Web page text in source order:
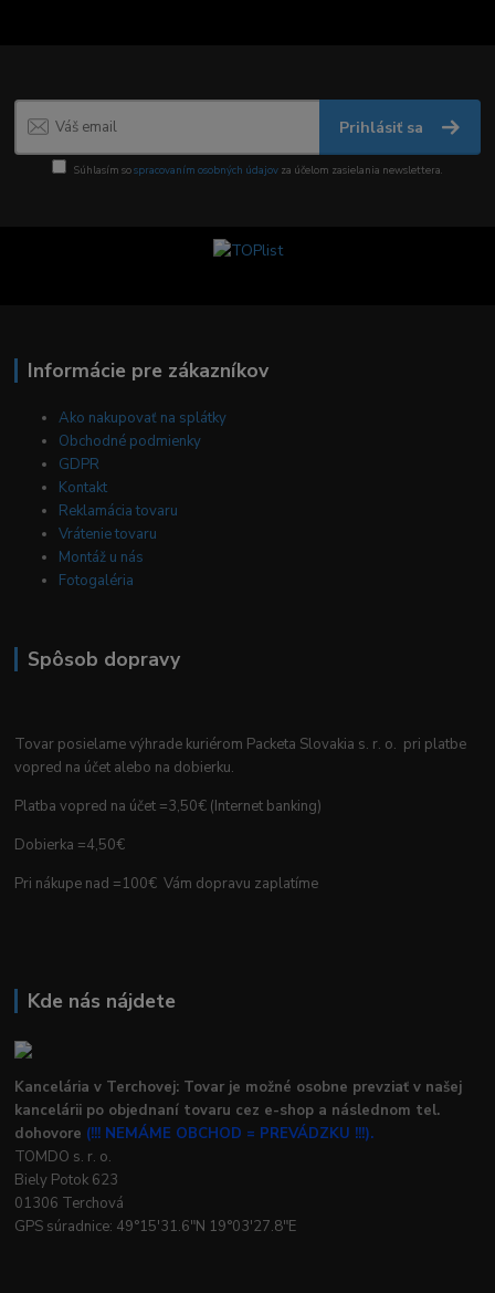
Prihlásiť sa
Súhlasím sospracovaním osobných údajov za účelom zasielania newslettera.
Informácie pre zákazníkov
Ako nakupovať na splátky
Obchodné podmienky
GDPR
Kontakt
Reklamácia tovaru
Vrátenie tovaru
Montáž u nás
Fotogaléria
Spôsob dopravy
Tovar posielame výhrade kuriérom Packeta Slovakia s. r. o. pri platbe
vopred na účet alebo na dobierku.
Platba vopred na účet =3,50€ (Internet banking)
Dobierka =4,50€
Pri nákupe nad =100€ Vám dopravu zaplatíme
Kde nás nájdete
Kancelária v Terchovej: Tovar je možné osobne prevziať v našej
kancelárii po objednaní tovaru cez e-shop a následnom tel.
dohovore (!!! NEMÁME OBCHOD = PREVÁDZKU !!!).
TOMDO s. r. o.
Biely Potok 623
01306 Terchová
GPS súradnice: 49°15'31.6"N 19°03'27.8"E